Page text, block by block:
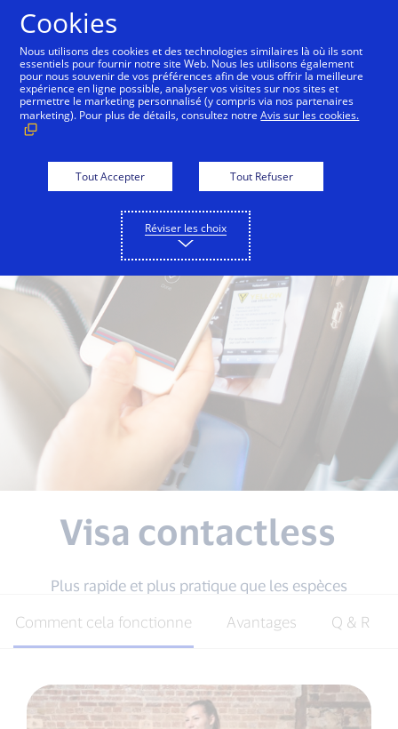
Pour les consommateurs Pour les
Visa contactless
Plus rapide et plus pratique que les espèces
Comment cela fonctionne Avantages Q & R
Cookies
Nous utilisons des cookies et des technologies similaires là où ils sont
essentiels pour fournir notre site Web. Nous les utilisons également
pour nous souvenir de vos préférences afin de vous offrir la meilleure
expérience en ligne possible, analyser vos visites sur nos sites et
permettre le marketing personnalisé (y compris via nos partenaires
marketing). Pour plus de détails, consultez notreAvis sur les cookies.
Tout Accepter Tout Refuser
Réviser les choix